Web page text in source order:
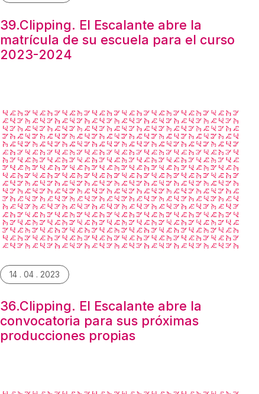
39.Clipping. El Escalante abre la
matrícula de su escuela para el curso
2023-2024
14 . 04 . 2023
36.Clipping. El Escalante abre la
convocatoria para sus próximas
producciones propias